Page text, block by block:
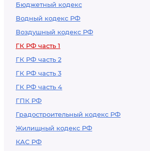
Бюджетный кодекс
Водный кодекс РФ
Воздушный кодекс РФ
ГК РФ часть 1
ГК РФ часть 2
ГК РФ часть 3
ГК РФ часть 4
ГПК РФ
Градостроительный кодекс РФ
Жилищный кодекс РФ
КАС РФ